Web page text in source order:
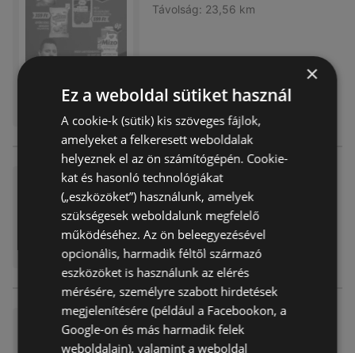
Távolság: 23,56 km
Príma újság érvényessége 20
26.03.31-ig
Akciós újság már nem érvényes
Lejárat dátuma: 2026.03.31
Távolság: 23,56 km
Príma újság érvényessége 20
26.01.31-ig
×
Ez a weboldal sütiket használ
A cookie-k (sütik) kis szöveges fájlok,
amelyeket a felkeresett weboldalak
helyeznek el az ön számítógépén. Cookie-
kat és hasonló technológiákat
(„eszközöket”) használunk, amelyek
szükségesek weboldalunk megfelelő
működéséhez. Az ön beleegyezésével
opcionális, harmadik féltől származó
eszközöket is használunk az elérés
mérésére, személyre szabott hirdetések
megjelenítésére (például a Facebookon, a
Google-on és más harmadik felek
weboldalain), valamint a weboldal